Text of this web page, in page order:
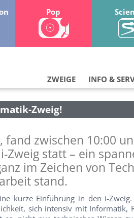
Pop
INFO &
ZWEIGE
Zweig!
fand zwischen 10:00
Zweig statt – ein
im Zeichen von
stand.
kurze Einführung in den i-
sich intensiv mit Informatik,